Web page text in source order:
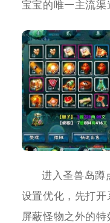
宝宝的唯一主流渠
进入圣兽岛蹲
设置优化，先打开
屏蔽怪物之外的